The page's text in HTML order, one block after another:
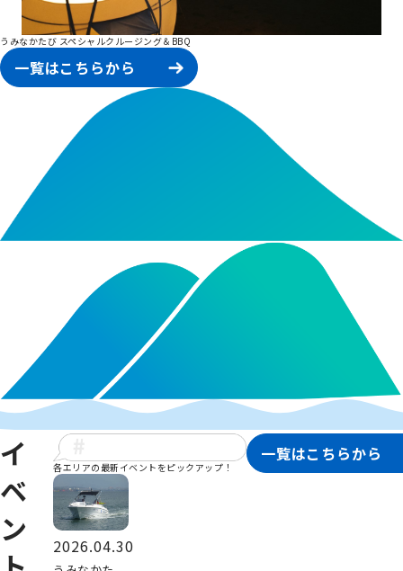
うみなかたび スペシャルクルージング＆BBQ
一覧はこちらから
イ
ベ
ン
各エリアの最新イベントをピックアップ！
2026.04.30
一覧はこちらから